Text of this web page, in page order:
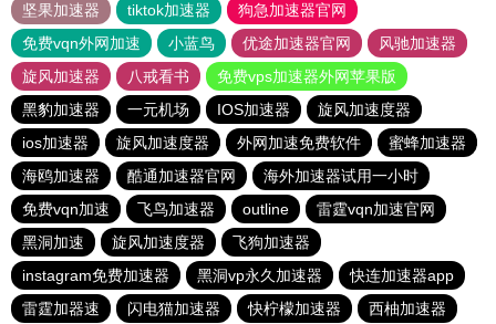
坚果加速器
tiktok加速器
狗急加速器官网
免费vqn外网加速
小蓝鸟 优途加速器官网
风驰加速器
旋风加速器
八戒看书
免费vps加速器外网苹果版
黑豹加速器
一元机场 IOS加速器
旋风加速度器
ios加速器
旋风加速度器 外网加速免费软件
蜜蜂加速器
海鸥加速器
酷通加速器官网
海外加速器试用一小时
免费vqn加速
飞鸟加速器 outline
雷霆vqn加速官网
黑洞加速
旋风加速度器
飞狗加速器
instagram免费加速器
黑洞vp永久加速器
快连加速器app
雷霆加器速
闪电猫加速器 快柠檬加速器 西柚加速器